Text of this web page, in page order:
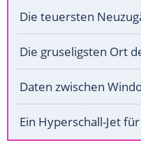
Die teuersten
Die gruseligsten Ort
Daten zwischen
Ein Hyperschall-Jet